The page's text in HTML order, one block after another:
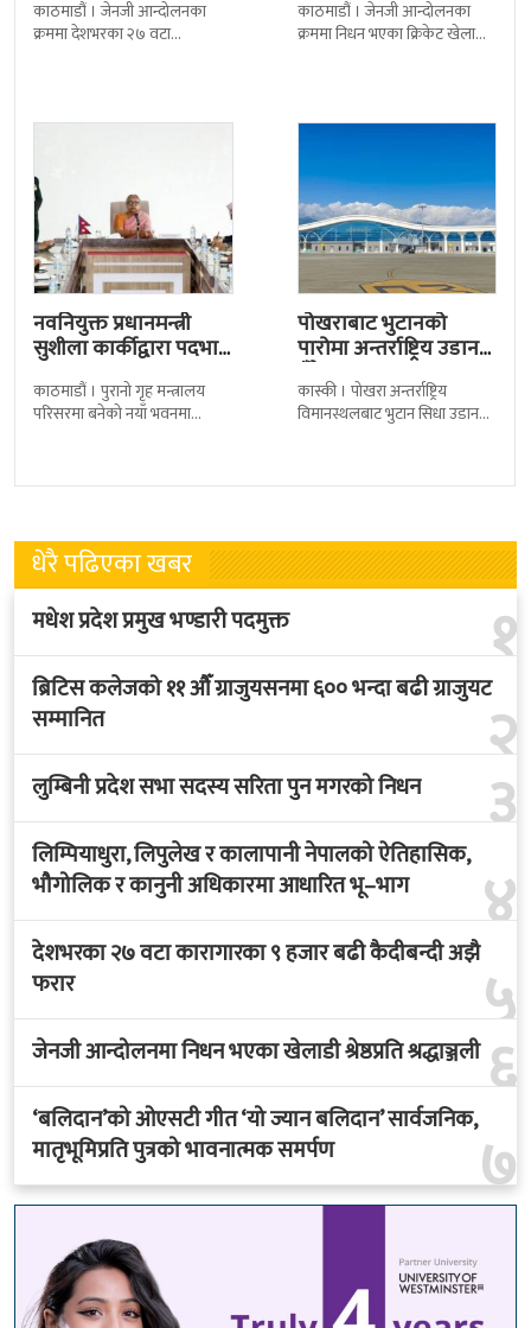
काठमाडौं । जेनजी आन्दोलनका
क्रममा देशभरका २७ वटा
काठमाडौं । जेनजी आन्दोलनका
क्रममा निधन भएका क्रिकेट खेलाडी
नवनियुक्त प्रधानमन्त्री
सुशीला कार्कीद्वारा पदभार
काठमाडौं । पुरानो गृह मन्त्रालय
परिसरमा बनेको नयाँ भवनमा
नवनियुक्त
पोखराबाट भुटानको
पारोमा अन्तर्राष्ट्रिय उडान
हुँदै
कास्की । पोखरा अन्तर्राष्ट्रिय
विमानस्थलबाट भुटान सिधा उडान
लागेको हो
धेरै पढिएका खबर
१
मधेश प्रदेश प्रमुख भण्डारी पदमुक्त
२
ब्रिटिस कलेजको ११ औँ ग्राजुयसनमा ६०० भन्दा बढी ग्राजुयट
सम्मानित
३
लुम्बिनी प्रदेश सभा सदस्य सरिता पुन मगरको निधन
४
लिम्पियाधुरा, लिपुलेख र कालापानी नेपालको ऐतिहासिक,
भौगोलिक र कानुनी अधिकारमा आधारित भू–भाग
५
देशभरका २७ वटा कारागारका ९ हजार बढी कैदीबन्दी अझै
फरार
६
जेनजी आन्दोलनमा निधन भएका खेलाडी श्रेष्ठप्रति श्रद्धाञ्जली
७
‘बलिदान’को ओएसटी गीत ‘यो ज्यान बलिदान’ सार्वजनिक,
मातृभूमिप्रति पुत्रको भावनात्मक समर्पण